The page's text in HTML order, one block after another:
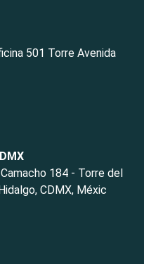
501 Torre Avenida
184 - Torre del
CDMX, Méxic